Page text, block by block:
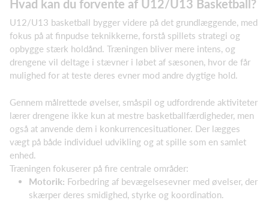
Hvad kan du forvente af U12/U13 Basketball?
U12/U13 basketball bygger videre på det grundlæggende, med
fokus på at finpudse teknikkerne, forstå spillets strategi og
opbygge stærk holdånd. Træningen bliver mere intens, og
drengene vil deltage i stævner i løbet af sæsonen, hvor de får
mulighed for at teste deres evner mod andre dygtige hold.
Gennem målrettede øvelser, småspil og udfordrende aktiviteter
lærer drengene ikke kun at mestre basketballfærdigheder, men
også at anvende dem i konkurrencesituationer. Der lægges
vægt på både individuel udvikling og at spille som en samlet
enhed.
Træningen fokuserer på fire centrale områder:
Motorik: Forbedring af bevægelsesevner med øvelser, der
skærper deres smidighed, styrke og koordination.